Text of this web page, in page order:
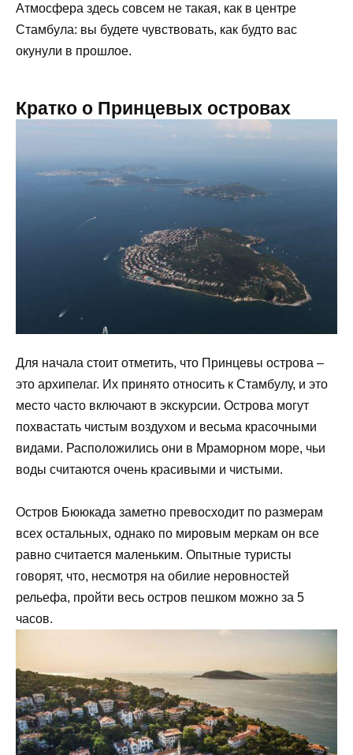
Атмосфера здесь совсем не такая, как в центре
Стамбула: вы будете чувствовать, как будто вас
окунули в прошлое.
Кратко о Принцевых островах
Для начала стоит отметить, что Принцевы острова –
это архипелаг. Их принято относить к Стамбулу, и это
место часто включают в экскурсии. Острова могут
похвастать чистым воздухом и весьма красочными
видами. Расположились они в Мраморном море, чьи
воды считаются очень красивыми и чистыми.
Остров Бююкада заметно превосходит по размерам
всех остальных, однако по мировым меркам он все
равно считается маленьким. Опытные туристы
говорят, что, несмотря на обилие неровностей
рельефа, пройти весь остров пешком можно за 5
часов.